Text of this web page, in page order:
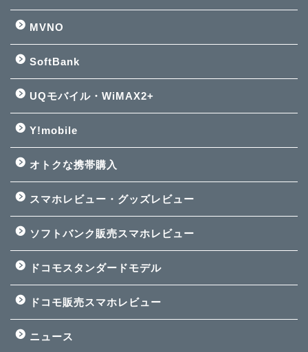
MVNO
SoftBank
UQモバイル・WiMAX2+
Y!mobile
オトクな携帯購入
スマホレビュー・グッズレビュー
ソフトバンク販売スマホレビュー
ドコモスタンダードモデル
ドコモ販売スマホレビュー
ニュース